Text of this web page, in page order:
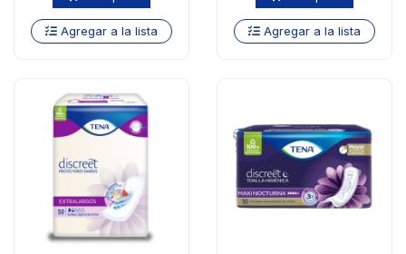
Agregar a la lista Agregar a la lista